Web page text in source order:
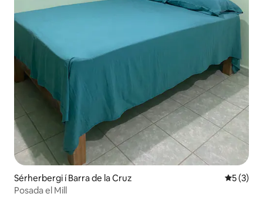
Sérherbergi í Barra de la Cruz 5 af 5 í
5 (3)
Posada el Mill